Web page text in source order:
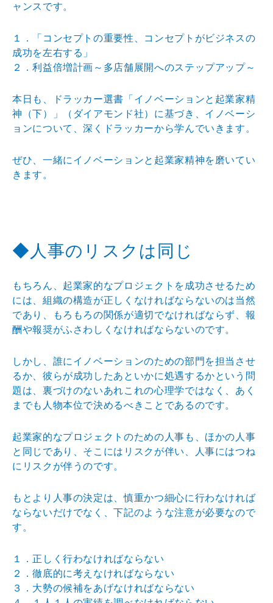
ャンスです。
１．「コンセプトの重要性、コンセプトがビジネスの
成功を左右する」
２．利益倍増計画～多店舗展開へのステップアップ～
本日も、ドラッカー選書「イノベーションと起業家精
神（下）」（ダイアモンド社）に基づき、イノベーシ
ョンについて、深くドラッカーから学んでいきます。
ぜひ、一緒にイノベーションと起業家精神を磨いてい
きます。
◆人事のリスクは同じ
もちろん、起業家的なプロジェクトを成功させるため
には、組織の構造が正しくなければならないのは当然
であり、もろもろの関係が適切でなければならず、報
酬や報奨がふさわしくなければならないのです。
しかし、誰にイノベーションのための部門を担当させ
るか、彼らが成功したあといかに処遇するかという問
題は、裏づけのないあれこれの心理学ではなく、あく
までも人物本位で決めるべきことであるのです。
起業家的なプロジェクトのための人事も、ほかの人事
と同じであり、そこにはリスクが伴い、人事にはつね
にリスクが伴うのです。
もとより人事の決定は、慎重かつ細心に行わなければ
ならないだけでなく、下記のような注意が必要なので
す。
１．正しく行わなければならない
２．徹底的に考えなければならない
３．大勢の候補をあげなければならない